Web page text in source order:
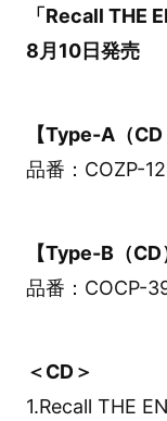
「Recall THE
8月10日発売
【Type-A（CD
品番：COZP-
【Type-B（CD
品番：COCP-
＜CD＞
1.Recall THE